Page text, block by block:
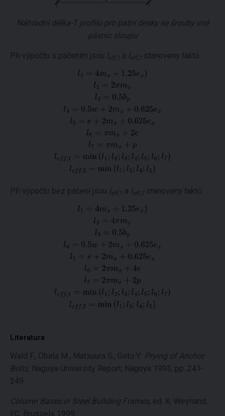
Náhradní délka-T profilu pro patní desky se šrouby vně
pásnic sloupu
Při výpočtu s páčením jsou leff,1 a leff,2 stanoveny takto:
Při výpočtu bez páčení jsou leff,1 a leff,2 stanoveny takto:
Literatura
Wald F., Obata M., Matsuura S., Goto Y.: Prying of Anchor
Bolts, Nagoya University Report, Nagoya 1993, pp. 241-
249.
Column Bases in Steel Building Frames, ed. K. Weynand,
EC, Brussels 1999.